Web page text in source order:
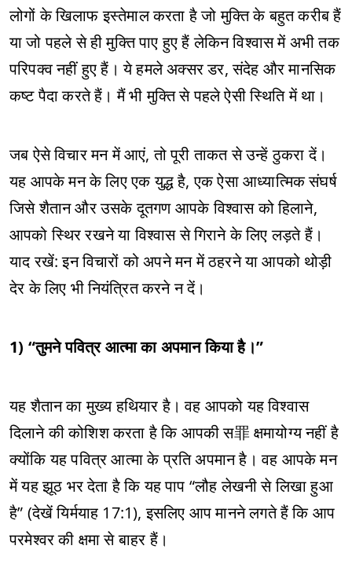
लोगों के खिलाफ इस्तेमाल करता है जो मुक्ति के बहुत करीब हैं
या जो पहले से ही मुक्ति पाए हुए हैं लेकिन विश्वास में अभी तक
परिपक्व नहीं हुए हैं। ये हमले अक्सर डर, संदेह और मानसिक
कष्ट पैदा करते हैं। मैं भी मुक्ति से पहले ऐसी स्थिति में था।
जब ऐसे विचार मन में आएं, तो पूरी ताकत से उन्हें ठुकरा दें।
यह आपके मन के लिए एक युद्ध है, एक ऐसा आध्यात्मिक संघर्ष
जिसे शैतान और उसके दूतगण आपके विश्वास को हिलाने,
आपको स्थिर रखने या विश्वास से गिराने के लिए लड़ते हैं।
याद रखें: इन विचारों को अपने मन में ठहरने या आपको थोड़ी
देर के लिए भी नियंत्रित करने न दें।
1) “तुमने पवित्र आत्मा का अपमान किया है।”
यह शैतान का मुख्य हथियार है। वह आपको यह विश्वास
दिलाने की कोशिश करता है कि आपकी स罪 क्षमायोग्य नहीं है
क्योंकि यह पवित्र आत्मा के प्रति अपमान है। वह आपके मन
में यह झूठ भर देता है कि यह पाप “लौह लेखनी से लिखा हुआ
है” (देखें यिर्मयाह 17:1), इसलिए आप मानने लगते हैं कि आप
परमेश्वर की क्षमा से बाहर हैं।